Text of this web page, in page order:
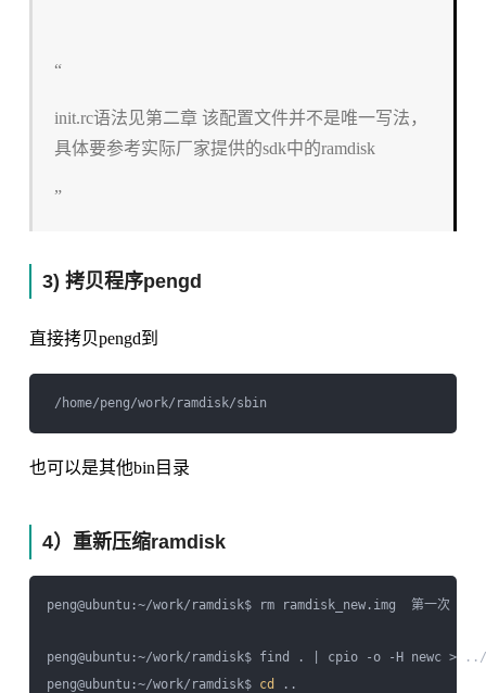
“
init.rc语法见第二章 该配置文件并不是唯一写法，
具体要参考实际厂家提供的sdk中的ramdisk
”
3) 拷贝程序pengd
直接拷贝pengd到
也可以是其他bin目录
4）重新压缩ramdisk
peng@ubuntu:~/work/ramdisk$ rm ramdisk_new.img  第一次
peng@ubuntu:~/work/ramdisk$ find . | cpio -o -H newc >
peng@ubuntu:~/work/ramdisk$ cd
..